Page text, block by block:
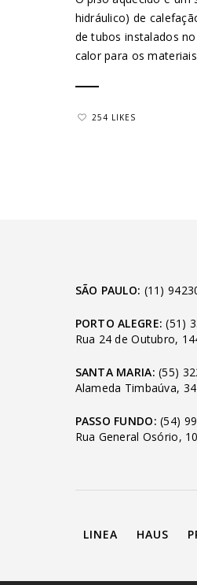
hidráulico) de
de tubos instalados
calor para os
254 LIKES
SÃO PAULO: (11)
PORTO ALEGRE: (51)
Rua 24 de Outubro,
SANTA MARIA: (55)
Alameda Timbaúva,
PASSO FUNDO: (54)
Rua General Osório,
LINEA HAUS